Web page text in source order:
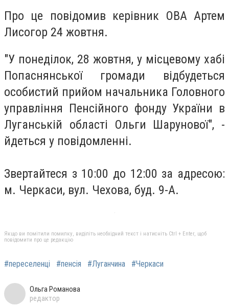
Про це повідомив керівник ОВА Артем
Лисогор 24 жовтня.
"У понеділок, 28 жовтня, у місцевому хабі
Попаснянської громади відбудеться
особистий прийом начальника Головного
управління Пенсійного фонду України в
Луганській області Ольги Шарунової", -
йдеться у повідомленні.
Звертайтеся з 10:00 до 12:00 за адресою:
м. Черкаси, вул. Чехова, буд. 9-А.
Якщо ви помітили помилку, виділіть необхідний текст і натисніть Ctrl + Enter, щоб
повідомити про це редакцію
#переселенці #пенсія #Луганчина #Черкаси
Ольга Романова
редактор